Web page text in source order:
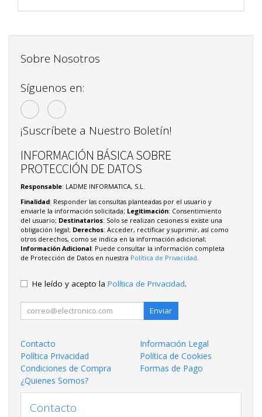
Sobre Nosotros
Síguenos en:
¡Suscríbete a Nuestro Boletín!
INFORMACIÓN BÁSICA SOBRE
PROTECCIÓN DE DATOS
Responsable: LADME INFORMATICA, S.L.
Finalidad: Responder las consultas planteadas por el usuario y
enviarle la información solicitada; Legitimación: Consentimiento
del usuario; Destinatarios: Solo se realizan cesiones si existe una
obligación legal; Derechos: Acceder, rectificar y suprimir, así como
otros derechos, como se indica en la información adicional;
Información Adicional: Puede consultar la información completa
de Protección de Datos en nuestra Política de Privacidad.
He leído y acepto la Política de Privacidad.
Enviar
Contacto
Información Legal
Política Privacidad
Política de Cookies
Condiciones de Compra
Formas de Pago
¿Quienes Somos?
Contacto